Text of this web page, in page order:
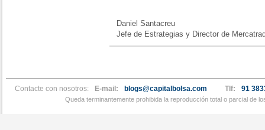
Daniel Santacreu
Jefe de Estrategias y Director de
Contacte con nosotros: E-mail: blogs@capitalbolsa.com Tlf: 91
Queda terminantemente prohibida la reproducción total o parcial de